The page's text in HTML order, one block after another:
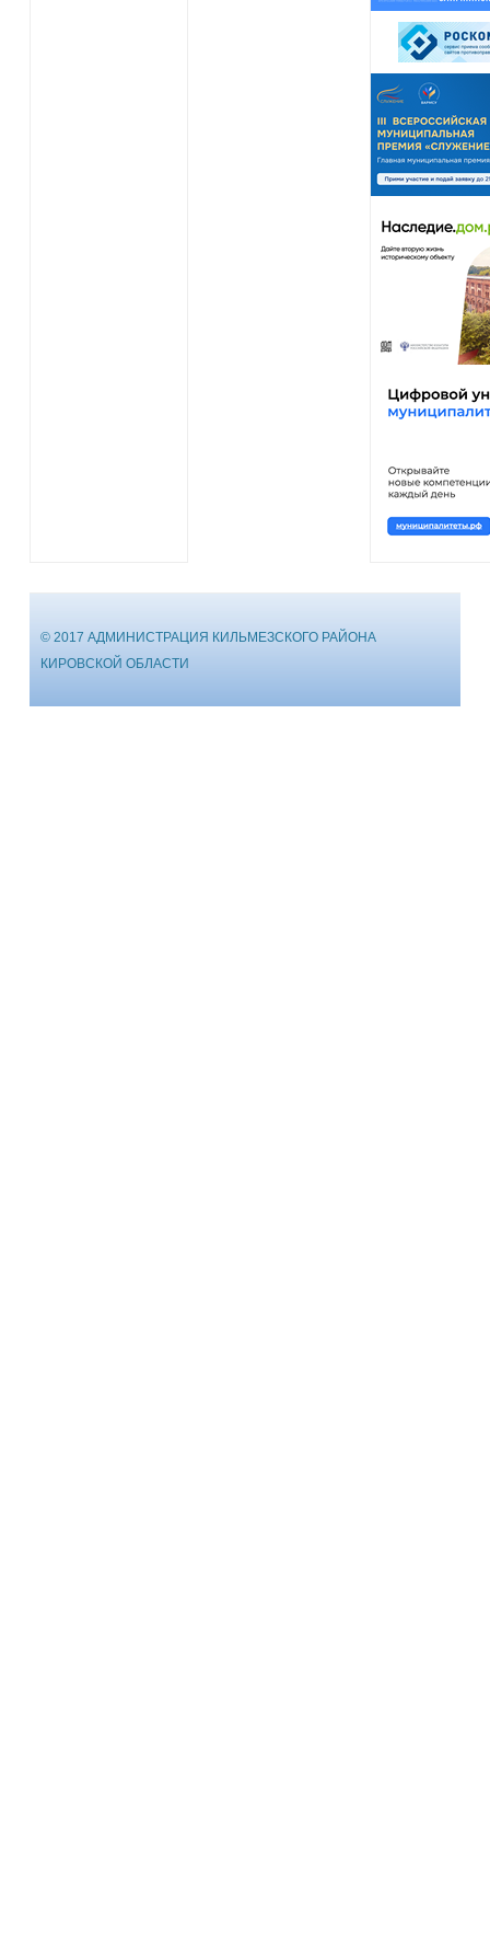
© 2017 АДМИНИСТРАЦИЯ КИЛЬМЕЗСКОГО РАЙОНА
КИРОВСКОЙ ОБЛАСТИ